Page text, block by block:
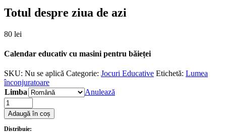
Totul despre ziua de azi
80 lei
Calendar educativ cu masini pentru băieței
SKU: Nu se aplică Categorie: Jocuri Educative Etichetă: Lumea
înconjuratoare
Limba
Anulează
Quantity
Adaugă în coș
Distribuie: